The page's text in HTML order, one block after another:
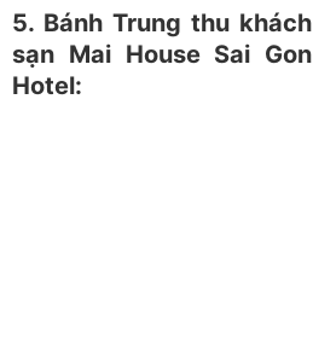
5. Bánh Trung thu khách
sạn Mai House Sai Gon
Hotel: